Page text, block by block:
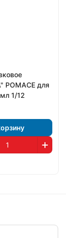
POMACE для
1/12